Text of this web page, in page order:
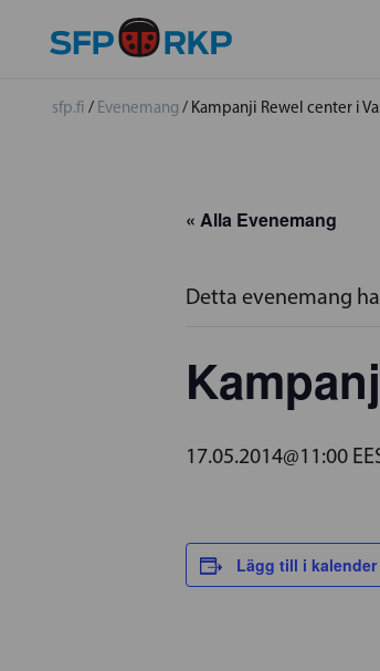
sfp.fi / Evenemang / Kampanji Rewel center i
« Alla Evenemang
Detta evenemang
17.05.2014@11:00
Lägg till i kalender